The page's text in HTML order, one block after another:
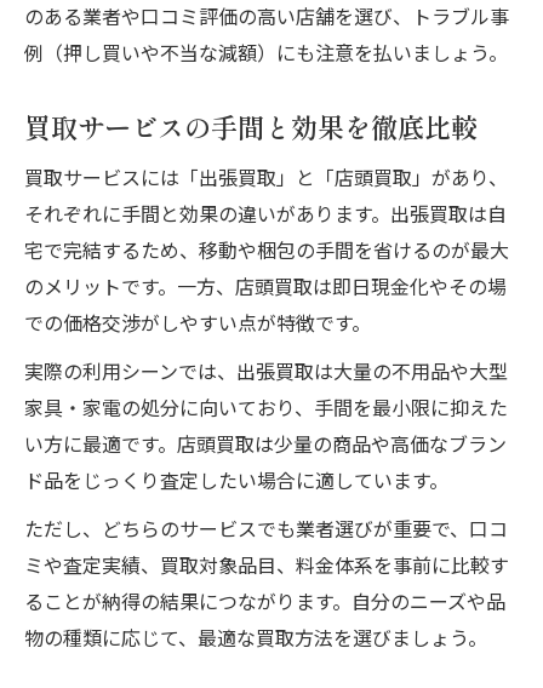
のある業者や口コミ評価の高い店舗を選び、トラブル事
例（押し買いや不当な減額）にも注意を払いましょう。
買取サービスの手間と効果を徹底比較
買取サービスには「出張買取」と「店頭買取」があり、
それぞれに手間と効果の違いがあります。出張買取は自
宅で完結するため、移動や梱包の手間を省けるのが最大
のメリットです。一方、店頭買取は即日現金化やその場
での価格交渉がしやすい点が特徴です。
実際の利用シーンでは、出張買取は大量の不用品や大型
家具・家電の処分に向いており、手間を最小限に抑えた
い方に最適です。店頭買取は少量の商品や高価なブラン
ド品をじっくり査定したい場合に適しています。
ただし、どちらのサービスでも業者選びが重要で、口コ
ミや査定実績、買取対象品目、料金体系を事前に比較す
ることが納得の結果につながります。自分のニーズや品
物の種類に応じて、最適な買取方法を選びましょう。